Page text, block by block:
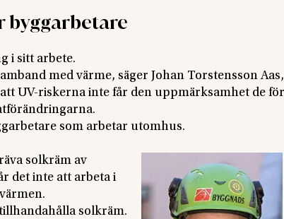
byggarbetare
i sitt arbete.
med värme, säger Johan Torstensson Aas,
UV-riskerna inte får den uppmärksamhet de
som arbetar utomhus.
solkräm av
det inte att arbeta i
solkräm.